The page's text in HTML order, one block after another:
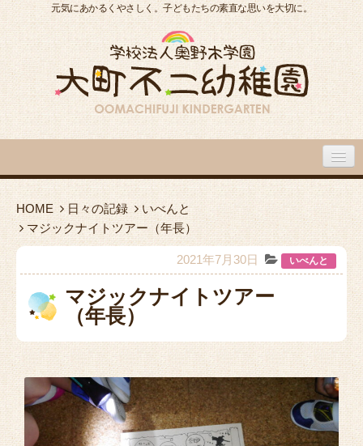
元気にあかるくやさしく。子どもたちの素直な思いを大切に。
大町不二幼稚園について
大町不二幼稚園の１日
園内施設・アクセス
よくあるご質問
HOME 日々の記録
いべんと
マジックナイトツアー（年長）
2021年7月30日 いべんと
マジックナイトツアー
（年長）